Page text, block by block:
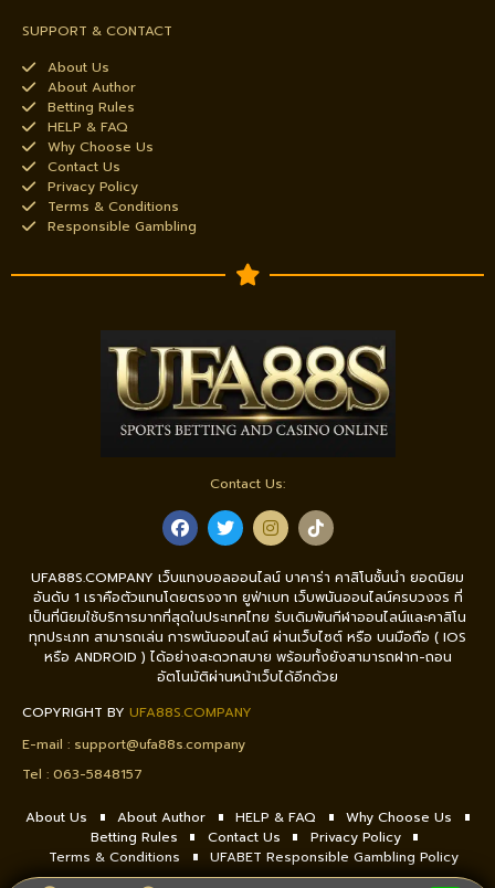
SUPPORT & CONTACT
About Us
About Author
Betting Rules
HELP & FAQ
Why Choose Us
Contact Us
Privacy Policy
Terms & Conditions
Responsible Gambling
Contact Us:
UFA88S.COMPANY เว็บแทงบอลออนไลน์ บาคาร่า คาสิโนชั้นนำ ยอดนิยม
อันดับ 1 เราคือตัวแทนโดยตรงจาก ยูฟ่าเบท เว็บพนันออนไลน์ครบวงจร ที่
เป็นที่นิยมใช้บริการมากที่สุดในประเทศไทย รับเดิมพันกีฬาออนไลน์และคาสิโน
ทุกประเภท สามารถเล่น การพนันออนไลน์ ผ่านเว็บไซต์ หรือ บนมือถือ ( IOS
หรือ ANDROID ) ได้อย่างสะดวกสบาย พร้อมทั้งยังสามารถฝาก-ถอน
อัตโนมัติผ่านหน้าเว็บได้อีกด้วย
COPYRIGHT BY UFA88S.COMPANY
E-mail : support@ufa88s.company
Tel : 063-5848157
About Us About Author HELP & FAQ
Why Choose Us
Betting Rules
Contact Us
Privacy Policy
Terms & Conditions
UFABET Responsible Gambling Policy